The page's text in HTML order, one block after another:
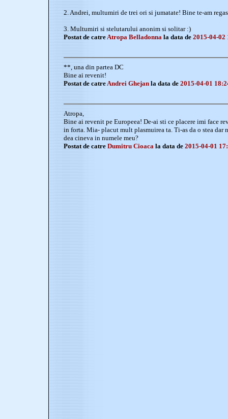
2. Andrei, multumiri de trei ori si jumatate! Bine te-am
3. Multumiri si stelutarului anonim si solitar :)
Postat de catreAtropa Belladonna la data de 2015-04-02
**, una din partea DC
Bine ai revenit!
Postat de catreAndrei Ghejan la data de 2015-04-01
Atropa,
Bine ai revenit pe Europeea! De-ai sti ce placere imi face
in forta. Mia- placut mult plasmuirea ta. Ti-as da o stea dar
dea cineva in numele meu?
Postat de catre Dumitru Cioaca la data de 2015-04-01